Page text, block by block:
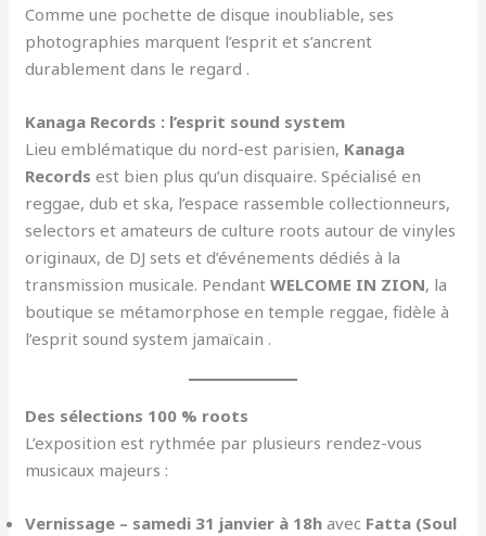
Comme une pochette de disque inoubliable, ses
photographies marquent l’esprit et s’ancrent
durablement dans le regard .
Kanaga Records : l’esprit sound system
Lieu emblématique du nord-est parisien, Kanaga
Records est bien plus qu’un disquaire. Spécialisé en
reggae, dub et ska, l’espace rassemble collectionneurs,
selectors et amateurs de culture roots autour de vinyles
originaux, de DJ sets et d’événements dédiés à la
transmission musicale. PendantWELCOME IN ZION, la
boutique se métamorphose en temple reggae, fidèle à
l’esprit sound system jamaïcain .
Des sélections 100 % roots
L’exposition est rythmée par plusieurs rendez-vous
musicaux majeurs :
Vernissage – samedi 31 janvier à 18h avec Fatta (Soul